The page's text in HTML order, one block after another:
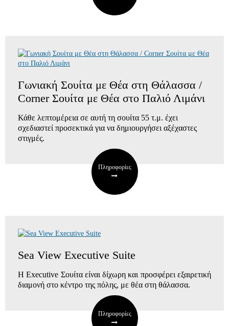
Γωνιακή Σουίτα με Θέα στη Θάλασσα /
Corner Σουίτα με Θέα στο Παλιό Λιμάνι
Κάθε λεπτομέρεια σε αυτή τη σουίτα 55 τ.μ. έχει
σχεδιαστεί προσεκτικά για να δημιουργήσει αξέχαστες
στιγμές.
Πληροφορίες
Sea View Executive Suite
Η Executive Σουίτα είναι δίχωρη και προσφέρει εξαιρετική
διαμονή στο κέντρο της πόλης, με θέα στη θάλασσα.
Πληροφορίες